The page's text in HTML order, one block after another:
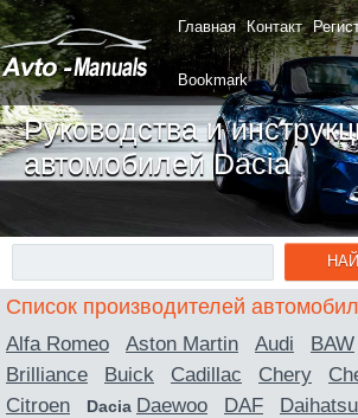
Главная Контакт
Bookmark
Руководства и
автомобилей Dacia
Список производителей
Alfa Romeo
Aston Martin Audi BAW
Brilliance
Buick Cadillac Chery
Citroen
Dacia Daewoo DAF Daihatsu